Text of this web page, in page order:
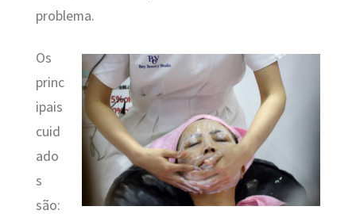
problema.
Os
princ
ipais
cuid
ado
s
são: